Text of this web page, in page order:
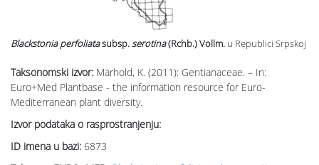
Taksonomski izvor: Marhold, K. (2011): Gentianaceae. – In:
Euro+Med Plantbase - the information resource for Euro-
Mediterranean plant diversity.
Izvor podataka o rasprostranjenju:
ID imena u bazi: 6873
Blackstonia perfoliatasubsp.serotina(Rchb.) Vollm. u Republici Srpskoj